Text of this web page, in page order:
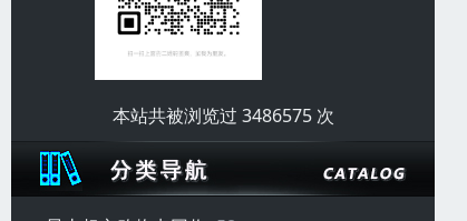
本站共被浏览过 3486575 次